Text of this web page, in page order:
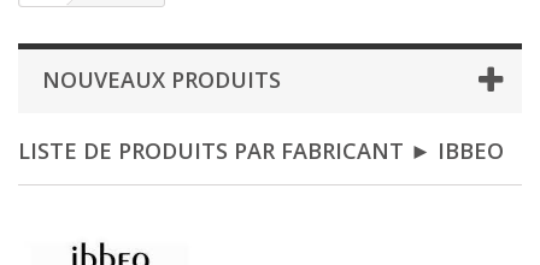
NOUVEAUX PRODUITS
LISTE DE PRODUITS PAR FABRICANT ► IBBEO